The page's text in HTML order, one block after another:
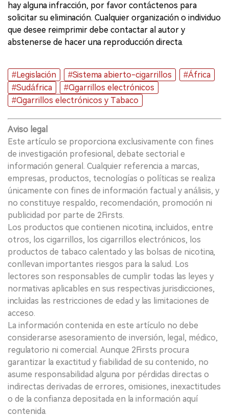
hay alguna infracción, por favor contáctenos para
solicitar su eliminación. Cualquier organización o individuo
que desee reimprimir debe contactar al autor y
abstenerse de hacer una reproducción directa.
#Legislación #Sistema abierto-cigarrillos
#África
#Sudáfrica
#Cigarrillos electrónicos
#Cigarrillos electrónicos y Tabaco
Aviso legal
Este artículo se proporciona exclusivamente con fines
de investigación profesional, debate sectorial e
información general. Cualquier referencia a marcas,
empresas, productos, tecnologías o políticas se realiza
únicamente con fines de información factual y análisis, y
no constituye respaldo, recomendación, promoción ni
publicidad por parte de 2Firsts.
Los productos que contienen nicotina, incluidos, entre
otros, los cigarrillos, los cigarrillos electrónicos, los
productos de tabaco calentado y las bolsas de nicotina,
conllevan importantes riesgos para la salud. Los
lectores son responsables de cumplir todas las leyes y
normativas aplicables en sus respectivas jurisdicciones,
incluidas las restricciones de edad y las limitaciones de
acceso.
La información contenida en este artículo no debe
considerarse asesoramiento de inversión, legal, médico,
regulatorio ni comercial. Aunque 2Firsts procura
garantizar la exactitud y fiabilidad de su contenido, no
asume responsabilidad alguna por pérdidas directas o
indirectas derivadas de errores, omisiones, inexactitudes
o de la confianza depositada en la información aquí
contenida.